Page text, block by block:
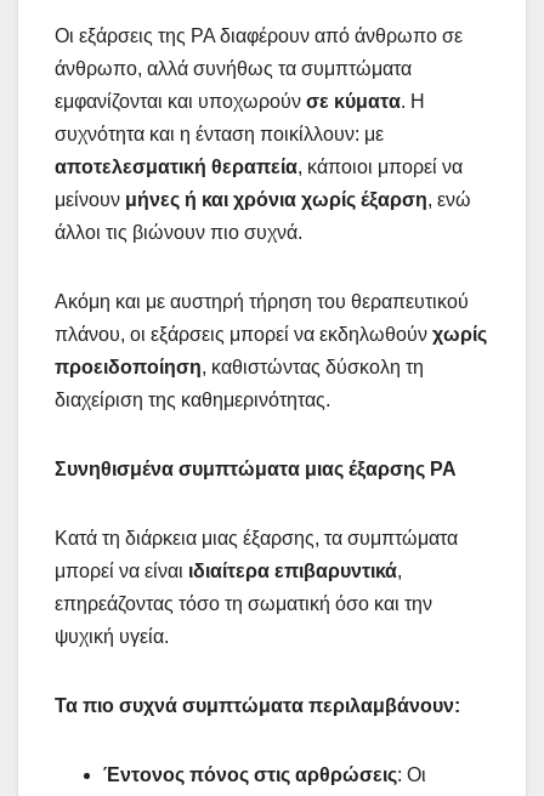
Οι εξάρσεις της ΡΑ διαφέρουν από άνθρωπο σε
άνθρωπο, αλλά συνήθως τα συμπτώματα
εμφανίζονται και υποχωρούν σε κύματα. Η
συχνότητα και η ένταση ποικίλλουν: με
αποτελεσματική θεραπεία, κάποιοι μπορεί να
μείνουν μήνες ή και χρόνια χωρίς έξαρση, ενώ
άλλοι τις βιώνουν πιο συχνά.
Ακόμη και με αυστηρή τήρηση του θεραπευτικού
πλάνου, οι εξάρσεις μπορεί να εκδηλωθούν χωρίς
προειδοποίηση, καθιστώντας δύσκολη τη
διαχείριση της καθημερινότητας.
Συνηθισμένα συμπτώματα μιας έξαρσης ΡΑ
Κατά τη διάρκεια μιας έξαρσης, τα συμπτώματα
μπορεί να είναι ιδιαίτερα επιβαρυντικά,
επηρεάζοντας τόσο τη σωματική όσο και την
ψυχική υγεία.
Τα πιο συχνά συμπτώματα περιλαμβάνουν:
Έντονος πόνος στις αρθρώσεις: Οι